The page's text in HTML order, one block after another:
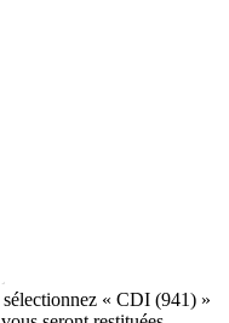
« CDI (941) »